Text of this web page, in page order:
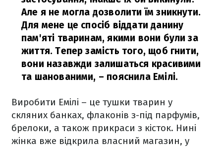
Але я не могла дозволити їм зникнути.
Для мене це спосіб віддати данину
пам'яті тваринам, якими вони були за
життя. Тепер замість того, щоб гнити,
вони назавжди залишаться красивими
та шанованими, – пояснила Емілі.
Виробити Емілі – це тушки тварин у
скляних банках, флаконів з-під парфумів,
брелоки, а також прикраси з кісток. Нині
жінка вже відкрила власний магазин, у